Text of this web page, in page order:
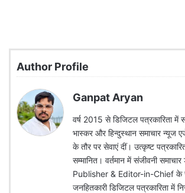
Author Profile
Ganpat Aryan
वर्ष 2015 से डिजिटल पत्रकारिता में
भास्कर और हिन्दुस्थान समाचार न्यूज
के तौर पर सेवाएं दीं। उत्कृष्ट
सम्मानित। वर्तमान में संजीवनी
Publisher & Editor-in-Chief के
जनहितकारी डिजिटल पत्रकारिता में